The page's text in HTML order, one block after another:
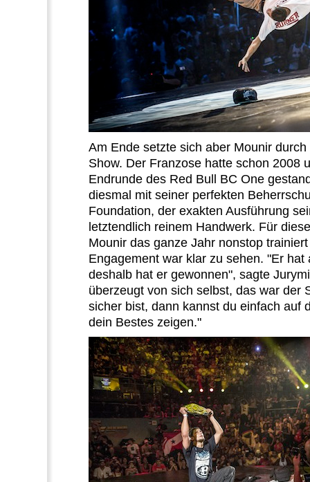
Am Ende setzte sich aber Mounir
Show. Der Franzose hatte schon 2008
Endrunde des Red Bull BC One
diesmal mit seiner perfekten
Foundation, der exakten Ausführung
letztendlich reinem Handwerk. Für
Mounir das ganze Jahr nonstop
Engagement war klar zu sehen. "Er hat
deshalb hat er gewonnen", sagte
überzeugt von sich selbst, das war der
sicher bist, dann kannst du einfach auf
dein Bestes zeigen."